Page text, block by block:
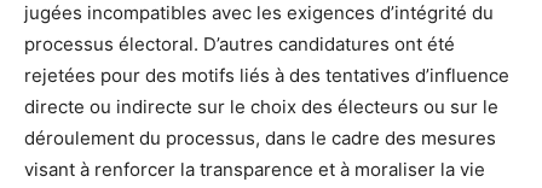
jugées incompatibles avec les exigences d’intégrité du
processus électoral. D’autres candidatures ont été
rejetées pour des motifs liés à des tentatives d’influence
directe ou indirecte sur le choix des électeurs ou sur le
déroulement du processus, dans le cadre des mesures
visant à renforcer la transparence et à moraliser la vie